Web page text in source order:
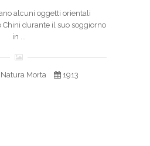
alcuni oggetti orientali
Chini durante il suo soggiorno
in ...
Morta 1913